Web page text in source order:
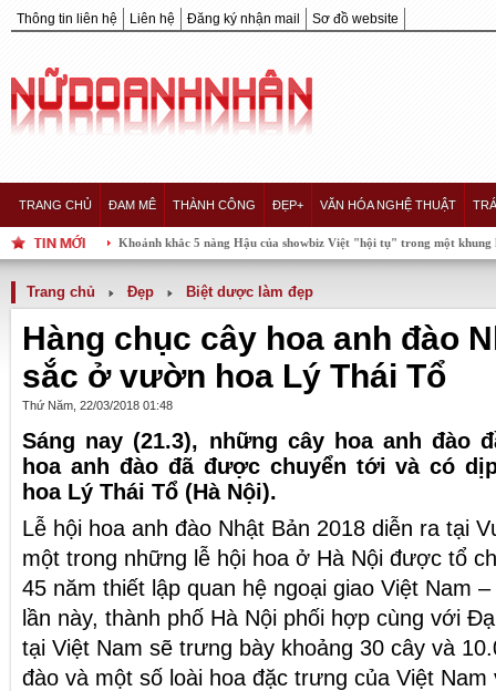
Thông tin liên hệ Liên hệ Đăng ký nhận mail Sơ đồ website
TRANG CHỦ ĐAM MÊ THÀNH CÔNG ĐẸP+ VĂN HÓA NGHỆ THUẬT
Khoảnh khắc 5 nàng Hậu của showbiz Việt "hội tụ" trong một khung hình, ai
Trang chủ Đẹp Biệt dược làm đẹp
Hàng chục cây hoa anh đào
sắc ở vườn hoa Lý Thái Tổ
Thứ Năm, 22/03/2018 01:48
Sáng nay (21.3), những cây hoa anh đào
hoa anh đào đã được chuyển tới và có
hoa Lý Thái Tổ (Hà Nội).
Lễ hội hoa anh đào Nhật Bản 2018 diễn ra tại
một trong những lễ hội hoa ở Hà Nội được tổ
45 năm thiết lập quan hệ ngoại giao Việt Nam
lần này, thành phố Hà Nội phối hợp cùng với
tại Việt Nam sẽ trưng bày khoảng 30 cây và
đào và một số loài hoa đặc trưng của Việt Nam